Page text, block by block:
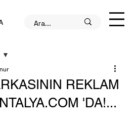
REKLAM
'DA!...